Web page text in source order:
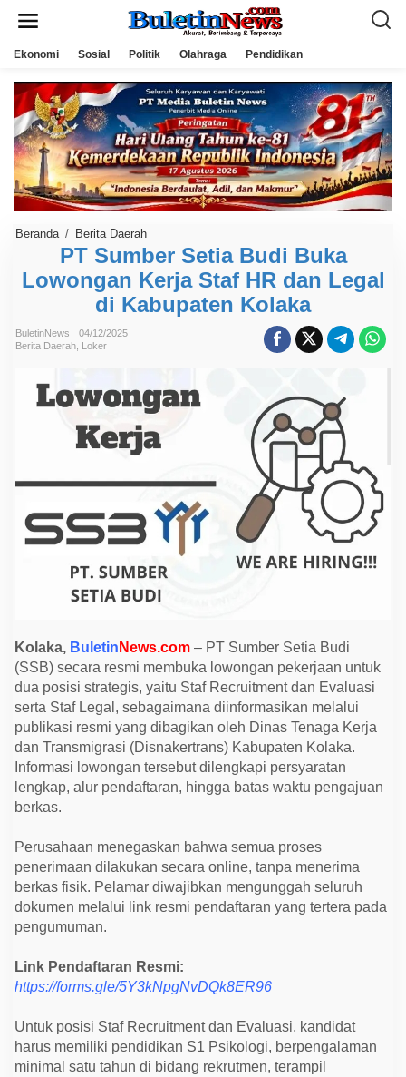
Ekonomi Sosial Politik Olahraga Pendidikan
Beranda / Berita Daerah
S
u
m
b
e
a
B
d
i
u
k
n
g
a
e
r
j
a
S
t
a
H
R
a
g
l
d
K
p
a
t
n
K
o
l
PT Sumber Setia Budi Buka
Lowongan Kerja Staf HR dan Legal
di Kabupaten Kolaka
BuletinNews
04/12/2025
Berita Daerah Loker
Kolaka, Buletin News.com – PT Sumber Setia Budi
(SSB) secara resmi membuka lowongan pekerjaan untuk
dua posisi strategis, yaitu Staf Recruitment dan Evaluasi
serta Staf Legal, sebagaimana diinformasikan melalui
publikasi resmi yang dibagikan oleh Dinas Tenaga Kerja
dan Transmigrasi (Disnakertrans) Kabupaten Kolaka.
Informasi lowongan tersebut dilengkapi persyaratan
lengkap, alur pendaftaran, hingga batas waktu pengajuan
berkas.
Perusahaan menegaskan bahwa semua proses
penerimaan dilakukan secara online, tanpa menerima
berkas fisik. Pelamar diwajibkan mengunggah seluruh
dokumen melalui link resmi pendaftaran yang tertera pada
pengumuman.
Link Pendaftaran Resmi:
https://forms.gle/5Y3kNpgNvDQk8ER96
Untuk posisi Staf Recruitment dan Evaluasi, kandidat
harus memiliki pendidikan S1 Psikologi, berpengalaman
minimal satu tahun di bidang rekrutmen, terampil